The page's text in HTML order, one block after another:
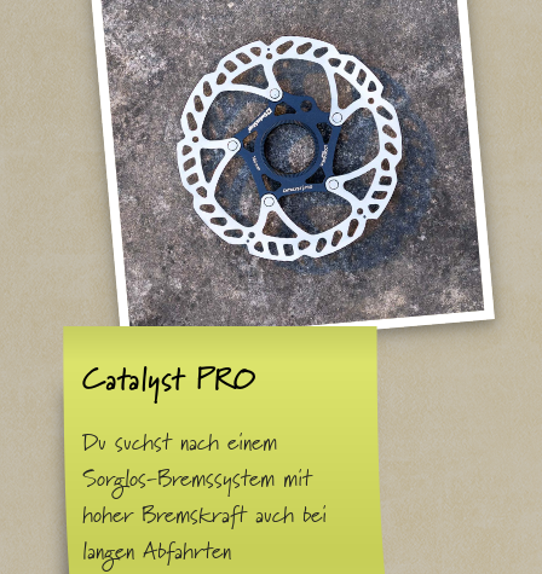
Catalyst PRO
Du suchst nach einem
Sorglos-Bremssystem mit
hoher Bremskraft auch bei
langen Abfahrten